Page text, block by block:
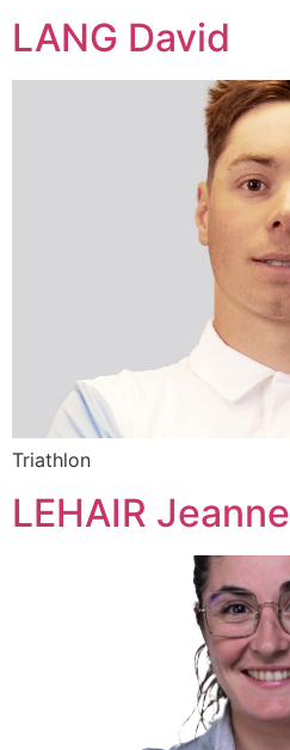
LANG David
Triathlon
LEHAIR Jeanne